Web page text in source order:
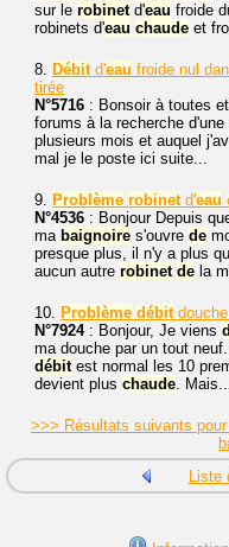
sur le robinet d'eau froide
robinets d'eau chaude et
8. Débit d'eau froide nul
tirée
N°5716 : Bonsoir à toutes
forums à la recherche
plusieurs mois et auquel
mal je le poste ici suite...
9. Problème robinet d'eau
N°4536 : Bonjour Depuis
ma baignoire s'ouvre de
presque plus, il n'y a plus
aucun autre robinet de la
10. Problème débit
N°7924: Bonjour, Je viens
ma douche par un tout
débit est normal les 10
devient plus chaude . Mais...
>>> Résultats suivants